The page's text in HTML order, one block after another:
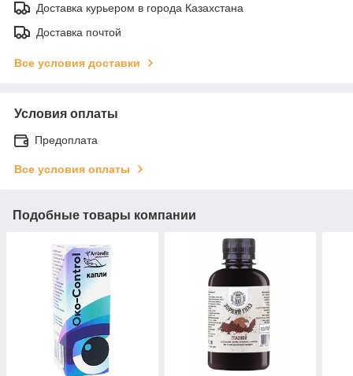
Доставка курьером в города Казахстана
Доставка почтой
Все условия доставки
Условия оплаты
Предоплата
Все условия оплаты
Подобные товары компании